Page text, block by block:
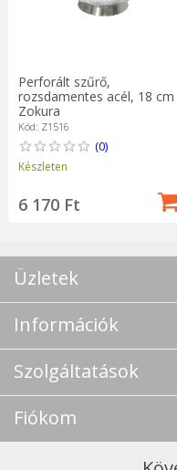
Perforált szűrő,
rozsdamentes acél, 18 cm
Zokura
Kód: Z1516
(0)
Készleten
6 170 Ft
Üzletek
Információk
Szolgáltatások
Fiókom